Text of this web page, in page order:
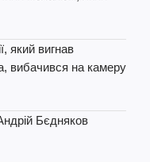
який вигнав
вибачився на камеру
Бєдняков